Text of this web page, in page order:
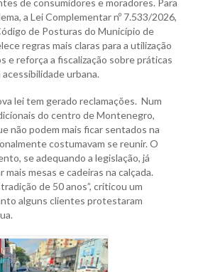
a Lei Complementar nº 7.533/2026,
de Posturas do Município de
regras mais claras para a utilização
e reforça a fiscalização sobre práticas
urbana.
lei tem gerado reclamações. Num
do centro de Montenegro,
não podem mais ficar sentados na
costumavam se reunir. O
se adequando a legislação, já
mesas e cadeiras na calçada.
de 50 anos”, criticou um
alguns clientes protestaram